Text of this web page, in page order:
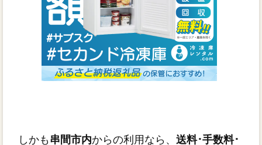
しかも 串間市内からの利用なら、 送料･手数料･